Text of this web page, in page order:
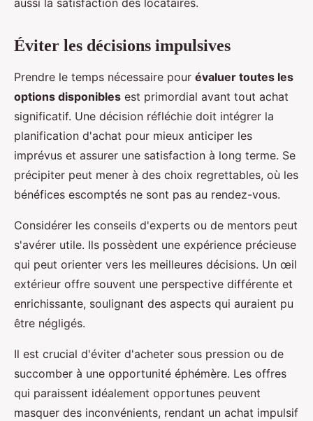
Éviter les décisions impulsives
Prendre le temps nécessaire pour évaluer toutes les
options disponibles est primordial avant tout achat
significatif. Une décision réfléchie doit intégrer la
planification d'achat pour mieux anticiper les
imprévus et assurer une satisfaction à long terme. Se
précipiter peut mener à des choix regrettables, où les
bénéfices escomptés ne sont pas au rendez-vous.
Considérer les conseils d'experts ou de mentors peut
s'avérer utile. Ils possèdent une expérience précieuse
qui peut orienter vers les meilleures décisions. Un œil
extérieur offre souvent une perspective différente et
enrichissante, soulignant des aspects qui auraient pu
être négligés.
Il est crucial d'éviter d'acheter sous pression ou de
succomber à une opportunité éphémère. Les offres
qui paraissent idéalement opportunes peuvent
masquer des inconvénients, rendant un achat impulsif